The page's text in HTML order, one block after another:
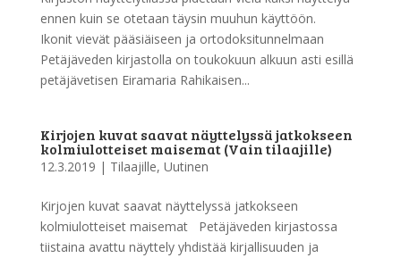
ennen kuin se otetaan täysin muuhun käyttöön.
Ikonit vievät pääsiäiseen ja ortodoksitunnelmaan
Petäjäveden kirjastolla on toukokuun alkuun asti esillä
petäjävetisen Eiramaria Rahikaisen...
Kirjojen kuvat saavat näyttelyssä jatkokseen
kolmiulotteiset maisemat (Vain tilaajille)
12.3.2019 | Tilaajille, Uutinen
Kirjojen kuvat saavat näyttelyssä jatkokseen
kolmiulotteiset maisemat Petäjäveden kirjastossa
tiistaina avattu näyttely yhdistää kirjallisuuden ja